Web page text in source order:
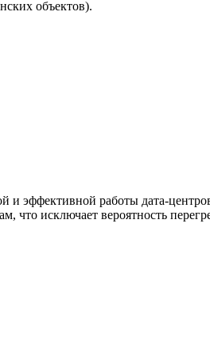
объектов).
и эффективной работы дата-
что исключает вероятность